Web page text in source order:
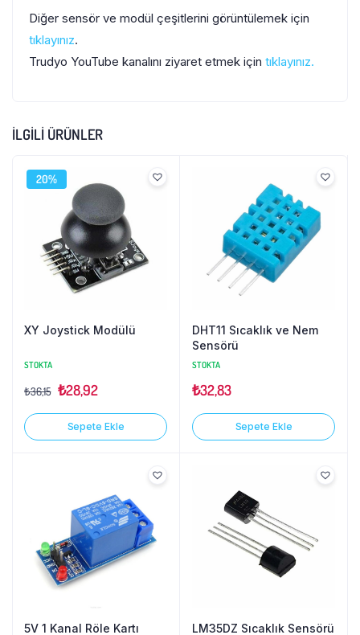
Diğer sensör ve modül çeşitlerini görüntülemek için
tıklayınız.
Trudyo YouTube kanalını ziyaret etmek için tıklayınız.
İLGILI ÜRÜNLER
20%
XY Joystick Modülü
STOKTA
₺36,15 ₺28,92
Sepete Ekle
DHT11 Sıcaklık ve Nem
Sensörü
STOKTA
₺32,83
Sepete Ekle
5V 1 Kanal Röle Kartı LM35DZ Sıcaklık Sensörü